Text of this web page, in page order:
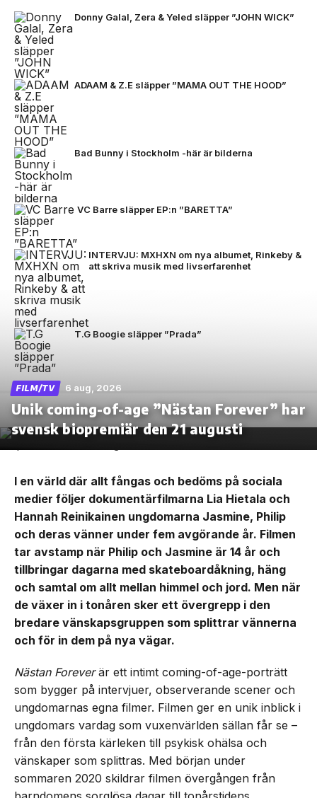
Donny Galal, Zera & Yeled släpper ”JOHN WICK”
ADAAM & Z.E släpper ”MAMA OUT THE HOOD”
Bad Bunny i Stockholm -här är bilderna
VC Barre släpper EP:n ”BARETTA”
INTERVJU: MXHXN om nya albumet, Rinkeby &
att skriva musik med livserfarenhet
T.G Boogie släpper ”Prada”
FILM/TV 6 aug, 2026
Unik coming-of-age ”Nästan Forever” har
svensk biopremiär den 21 augusti
I en värld där allt fångas och bedöms på sociala
medier följer dokumentärfilmarna Lia Hietala och
Hannah Reinikainen ungdomarna Jasmine, Philip
och deras vänner under fem avgörande år. Filmen
tar avstamp när Philip och Jasmine är 14 år och
tillbringar dagarna med skateboardåkning, häng
och samtal om allt mellan himmel och jord. Men när
de växer in i tonåren sker ett övergrepp i den
bredare vänskapsgruppen som splittrar vännerna
och för in dem på nya vägar.
Nästan Foreverär ett intimt coming-of-age-porträtt
som bygger på intervjuer, observerande scener och
ungdomarnas egna filmer. Filmen ger en unik inblick i
ungdomars vardag som vuxenvärlden sällan får se –
från den första kärleken till psykisk ohälsa och
vänskaper som splittras. Med början under
sommaren 2020 skildrar filmen övergången från